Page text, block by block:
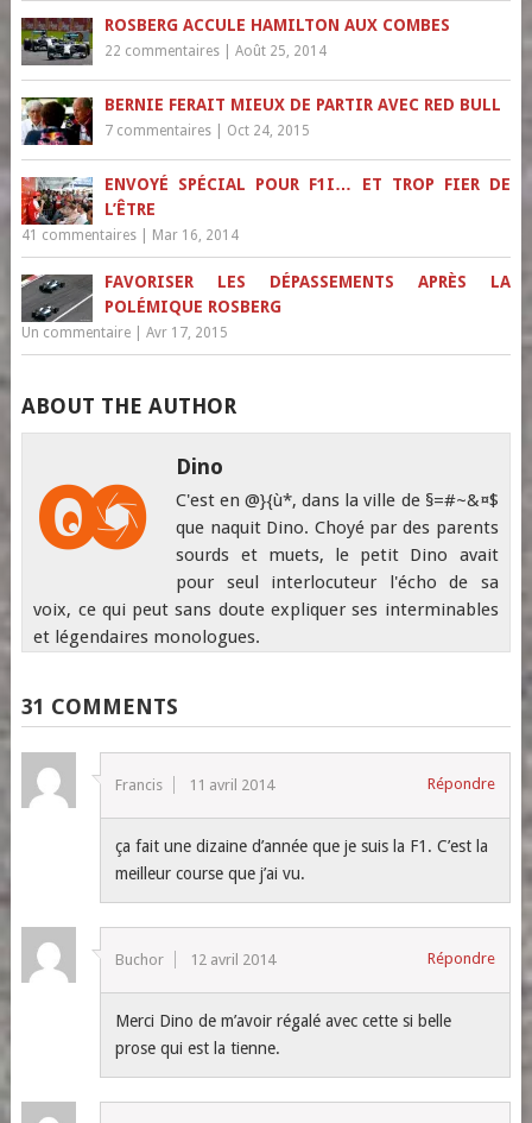
ROSBERG ACCULE HAMILTON AUX COMBES
22 commentaires| Août 25, 2014
BERNIE FERAIT MIEUX DE PARTIR AVEC RED BULL
7 commentaires| Oct 24, 2015
ENVOYÉ SPÉCIAL POUR F1I… ET TROP FIER DE
L’ÊTRE
41 commentaires| Mar 16, 2014
FAVORISER LES DÉPASSEMENTS APRÈS LA
POLÉMIQUE ROSBERG
Un commentaire| Avr 17, 2015
ABOUT THE AUTHOR
Dino
C'est en @}{ù*, dans la ville de §=#~&¤$
que naquit Dino. Choyé par des parents
sourds et muets, le petit Dino avait
pour seul interlocuteur l'écho de sa
voix, ce qui peut sans doute expliquer ses interminables
et légendaires monologues.
31 COMMENTS
Francis 11 avril 2014 Répondre
ça fait une dizaine d’année que je suis la F1. C’est la
meilleur course que j’ai vu.
Buchor 12 avril 2014 Répondre
Merci Dino de m’avoir régalé avec cette si belle
prose qui est la tienne.